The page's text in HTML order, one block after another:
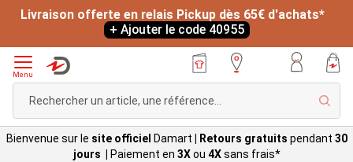
Livraison offerte en relais Pickup dès 65€ d'achats*
+ Ajouter le code 40955
Menu
Bienvenue sur le site officiel Damart Retours gratuits pendant 30
jours |
Paiement en 3Xou 4Xsans frais*